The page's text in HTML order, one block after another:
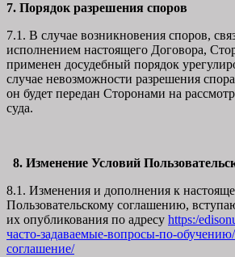
7. Порядок разрешения споров
7.1. В случае возникновения споров,
исполнением настоящего Договора,
применен досудебный порядок
случае невозможности разрешения
он будет передан Сторонами на
суда.
8. Изменение Условий
8.1. Изменения и дополнения к
Пользовательскому соглашению,
их опубликования по адресу https:/
часто-задаваемые-вопросы-по-обучению/
соглашение/